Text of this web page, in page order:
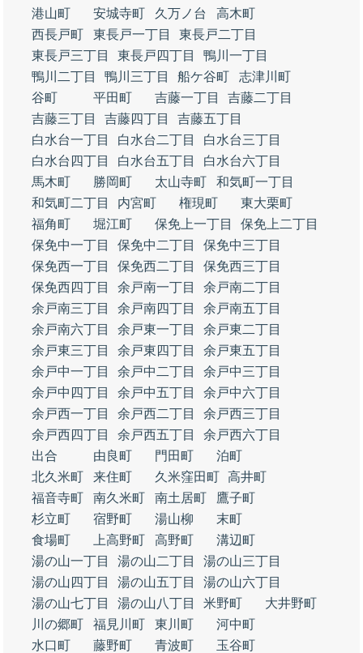
港山町
安城寺町 久万ノ台
高木町
西長戸町
東長戸一丁目
東長戸二丁目
東長戸三丁目
東長戸四丁目
鴨川一丁目
鴨川二丁目
鴨川三丁目 船ケ谷町
志津川町
谷町
平田町 吉藤一丁目
吉藤二丁目
吉藤三丁目
吉藤四丁目
吉藤五丁目
白水台一丁目
白水台二丁目
白水台三丁目
白水台四丁目
白水台五丁目
白水台六丁目
馬木町
勝岡町 太山寺町
和気町一丁目
和気町二丁目
内宮町 権現町
東大栗町
福角町
堀江町 保免上一丁目
保免上二丁目
保免中一丁目
保免中二丁目
保免中三丁目
保免西一丁目
保免西二丁目
保免西三丁目
保免西四丁目
余戸南一丁目
余戸南二丁目
余戸南三丁目
余戸南四丁目
余戸南五丁目
余戸南六丁目
余戸東一丁目
余戸東二丁目
余戸東三丁目
余戸東四丁目
余戸東五丁目
余戸中一丁目
余戸中二丁目
余戸中三丁目
余戸中四丁目
余戸中五丁目
余戸中六丁目
余戸西一丁目
余戸西二丁目
余戸西三丁目
余戸西四丁目
余戸西五丁目
余戸西六丁目
出合
由良町 門田町
泊町
北久米町
来住町 久米窪田町 高井町
福音寺町
南久米町 南土居町
鷹子町
杉立町
宿野町 湯山柳
末町
食場町
上高野町 高野町
溝辺町
湯の山一丁目
湯の山二丁目
湯の山三丁目
湯の山四丁目
湯の山五丁目
湯の山六丁目
湯の山七丁目
湯の山八丁目 米野町
大井野町
川の郷町
福見川町 東川町
河中町
水口町
藤野町 青波町
玉谷町